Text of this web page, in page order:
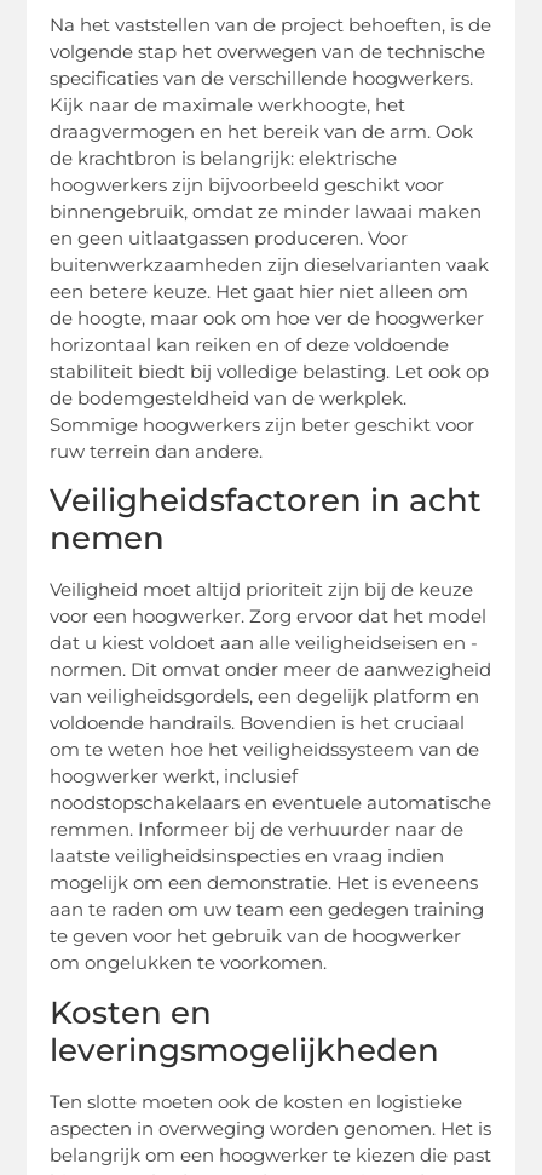
Na het vaststellen van de project behoeften, is de
volgende stap het overwegen van de technische
specificaties van de verschillende hoogwerkers.
Kijk naar de maximale werkhoogte, het
draagvermogen en het bereik van de arm. Ook
de krachtbron is belangrijk: elektrische
hoogwerkers zijn bijvoorbeeld geschikt voor
binnengebruik, omdat ze minder lawaai maken
en geen uitlaatgassen produceren. Voor
buitenwerkzaamheden zijn dieselvarianten vaak
een betere keuze. Het gaat hier niet alleen om
de hoogte, maar ook om hoe ver de hoogwerker
horizontaal kan reiken en of deze voldoende
stabiliteit biedt bij volledige belasting. Let ook op
de bodemgesteldheid van de werkplek.
Sommige hoogwerkers zijn beter geschikt voor
ruw terrein dan andere.
Veiligheidsfactoren in acht
nemen
Veiligheid moet altijd prioriteit zijn bij de keuze
voor een hoogwerker. Zorg ervoor dat het model
dat u kiest voldoet aan alle veiligheidseisen en -
normen. Dit omvat onder meer de aanwezigheid
van veiligheidsgordels, een degelijk platform en
voldoende handrails. Bovendien is het cruciaal
om te weten hoe het veiligheidssysteem van de
hoogwerker werkt, inclusief
noodstopschakelaars en eventuele automatische
remmen. Informeer bij de verhuurder naar de
laatste veiligheidsinspecties en vraag indien
mogelijk om een demonstratie. Het is eveneens
aan te raden om uw team een gedegen training
te geven voor het gebruik van de hoogwerker
om ongelukken te voorkomen.
Kosten en
leveringsmogelijkheden
Ten slotte moeten ook de kosten en logistieke
aspecten in overweging worden genomen. Het is
belangrijk om een hoogwerker te kiezen die past